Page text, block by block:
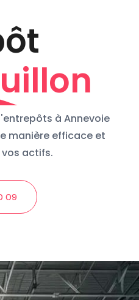
à Annevoie
manière efficace et
actifs.
09